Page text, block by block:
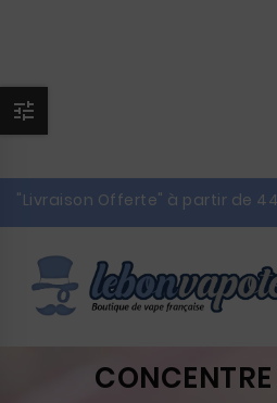

"Livraison Offerte" à partir de